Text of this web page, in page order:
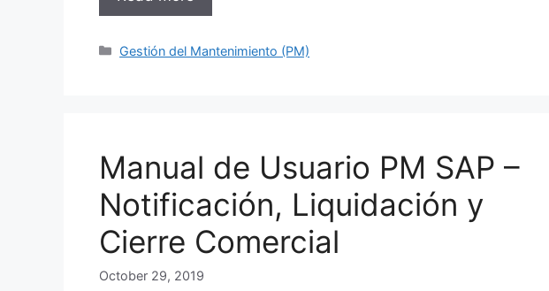
Categories
Gestión del Mantenimiento (PM)
Manual de Usuario PM SAP –
Notificación, Liquidación y
Cierre Comercial
October 29, 2019